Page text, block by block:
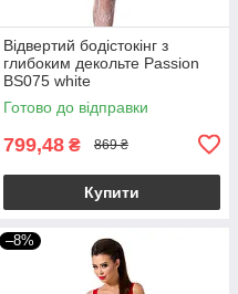
Відвертий бодістокінг з
глибоким декольте Passion
BS075 white
Готово до відправки
799,48 ₴ 869 ₴
Купити
–8%